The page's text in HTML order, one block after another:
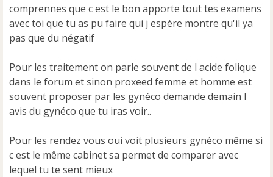
comprennes que c est le bon apporte tout tes examens
avec toi que tu as pu faire qui j espère montre qu'il ya
pas que du négatif
Pour les traitement on parle souvent de l acide folique
dans le forum et sinon proxeed femme et homme est
souvent proposer par les gynéco demande demain l
avis du gynéco que tu iras voir..
Pour les rendez vous oui voit plusieurs gynéco même si
c est le même cabinet sa permet de comparer avec
lequel tu te sent mieux